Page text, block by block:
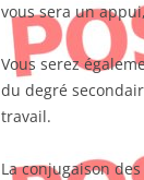
vous sera un
Vous serez
du degré
travail.
La conjugaison